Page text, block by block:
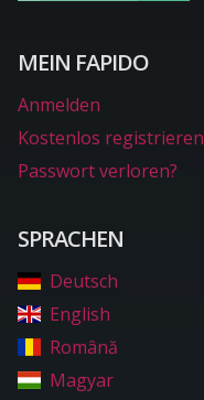
MEIN FAPIDO
Anmelden
Kostenlos registrieren
Passwort verloren?
SPRACHEN
Deutsch
English
Română
Magyar